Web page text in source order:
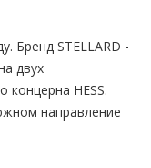
Бренд STELLARD -
двух
концерна HESS.
направление